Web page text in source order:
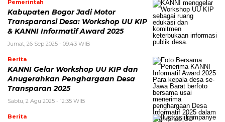
Pemerintah
Kabupaten Bogor Jadi Motor
Transparansi Desa: Workshop UU KIP
& KANNI Informatif Award 2025
Jumat, 26 Sep 2025 - 09:43 WIB
Berita
KANNI Gelar Workshop UU KIP dan
Anugerahkan Penghargaan Desa
Transparan 2025
Sabtu, 2 Agu 2025 - 12:35 WIB
Berita